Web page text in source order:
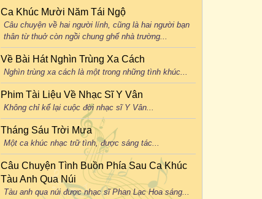
Ca Khúc Mười Năm Tái Ngộ
Câu chuyện về hai người lính, cũng là hai người bạn
thân từ thuở còn ngồi chung ghế nhà trường...
Về Bài Hát Nghìn Trùng Xa Cách
Nghìn trùng xa cách là một trong những tình khúc...
Phim Tài Liệu Về Nhạc Sĩ Y Vân
Không chỉ kể lại cuộc đời nhạc sĩ Y Vân...
Tháng Sáu Trời Mưa
Một ca khúc nhạc trữ tình, được sáng tác...
Câu Chuyện Tình Buồn Phía Sau Ca Khúc
Tàu Anh Qua Núi
Tàu anh qua núi được nhạc sĩ Phan Lạc Hoa sáng...